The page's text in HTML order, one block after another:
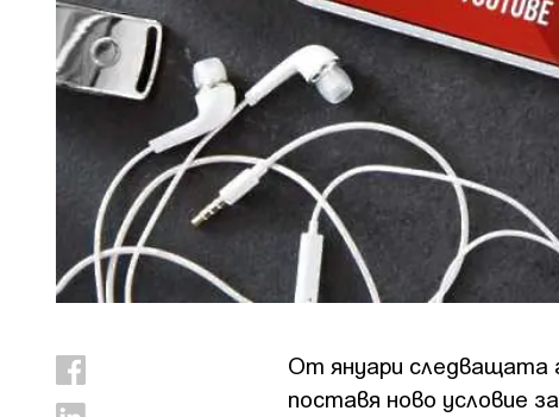
От януари следващата
поставя ново условие